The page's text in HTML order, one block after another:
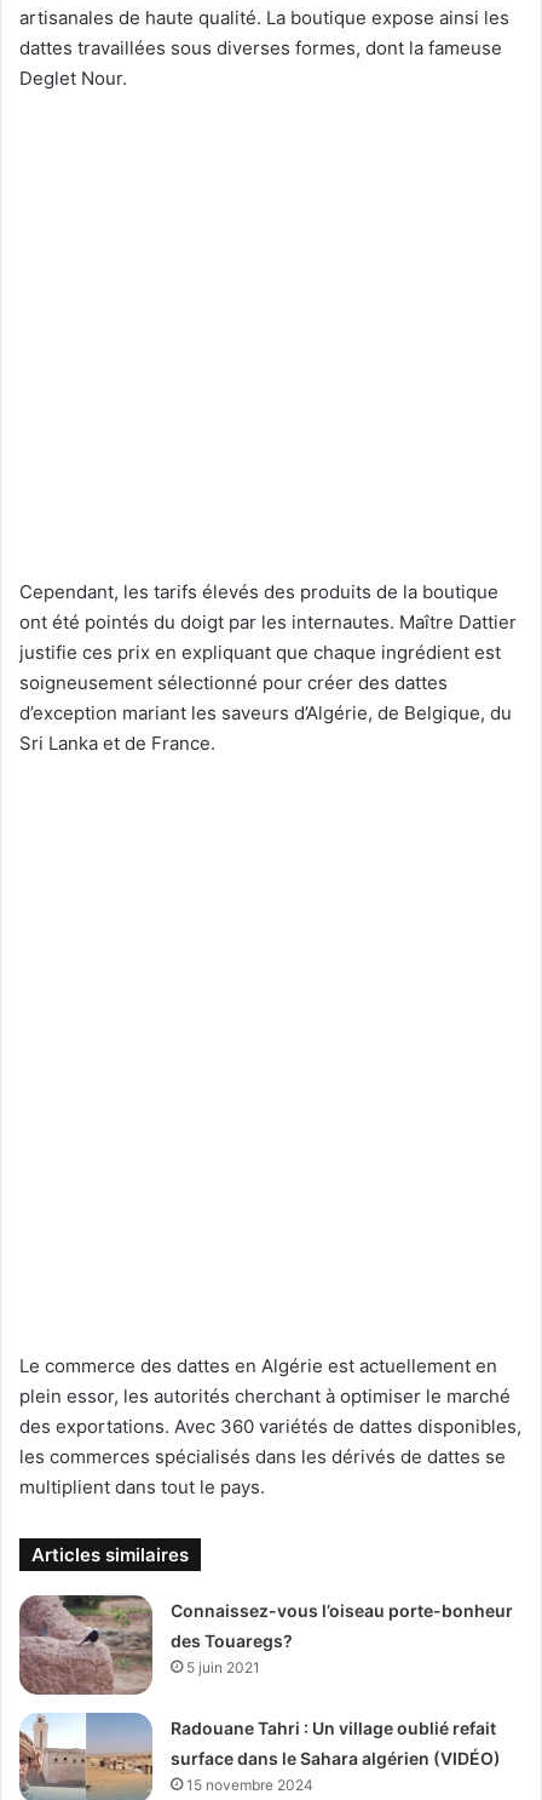
artisanales de haute qualité. La boutique expose ainsi les
dattes travaillées sous diverses formes, dont la fameuse
Deglet Nour.
Cependant, les tarifs élevés des produits de la boutique
ont été pointés du doigt par les internautes. Maître Dattier
justifie ces prix en expliquant que chaque ingrédient est
soigneusement sélectionné pour créer des dattes
d’exception mariant les saveurs d’Algérie, de Belgique, du
Sri Lanka et de France.
Le commerce des dattes en Algérie est actuellement en
plein essor, les autorités cherchant à optimiser le marché
des exportations. Avec 360 variétés de dattes disponibles,
les commerces spécialisés dans les dérivés de dattes se
multiplient dans tout le pays.
Articles similaires
Connaissez-vous l’oiseau porte-bonheur
des Touaregs?
5 juin 2021
Radouane Tahri : Un village oublié refait
surface dans le Sahara algérien (VIDÉO)
15 novembre 2024